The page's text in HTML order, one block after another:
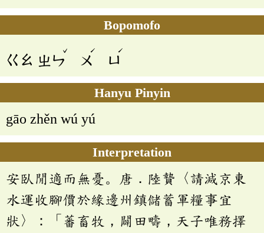
Bopomofo
ㄍㄠ ㄓㄣ
ˇ
ㄨ
ˊ
ㄩ
ˊ
Hanyu Pinyin
gāo zhěn wú yú
Interpretation
安臥閒適而無憂。唐．陸贄〈請減京東
水運收腳價於緣邊州鎮儲蓄軍糧事宜
狀〉：「蕃畜牧，闢田疇，天子唯務擇